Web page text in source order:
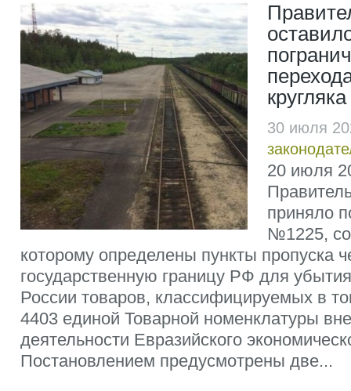
кругляка
30 июля
20 июля
приняло
№1225,
которому определены пункты пропуска
государственную границу РФ для
России товаров, классифицируемых в
4403 единой Товарной номенклатуры
деятельности Евразийского
Постановлением предусмотрены две...